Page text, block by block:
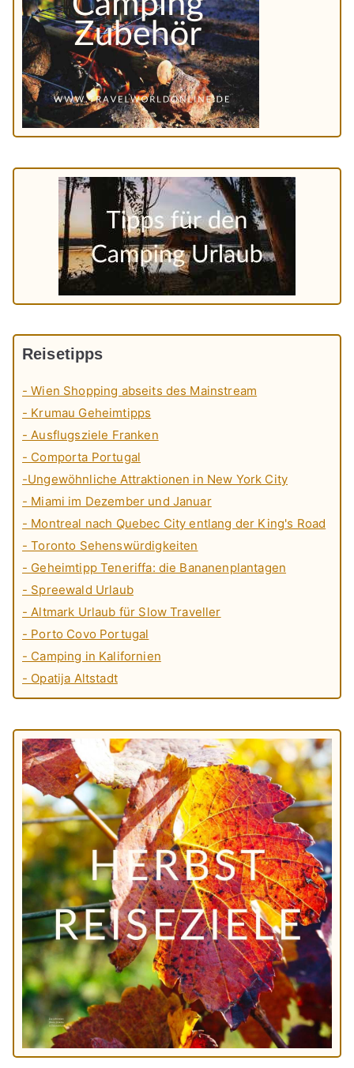
Reisetipps
- Wien Shopping abseits des Mainstream
- Krumau Geheimtipps
- Ausflugsziele Franken
- Comporta Portugal
-Ungewöhnliche Attraktionen in New York City
- Miami im Dezember und Januar
- Montreal nach Quebec City entlang der King's Road
- Toronto Sehenswürdigkeiten
- Geheimtipp Teneriffa: die Bananenplantagen
- Spreewald Urlaub
- Altmark Urlaub für Slow Traveller
- Porto Covo Portugal
- Camping in Kalifornien
- Opatija Altstadt